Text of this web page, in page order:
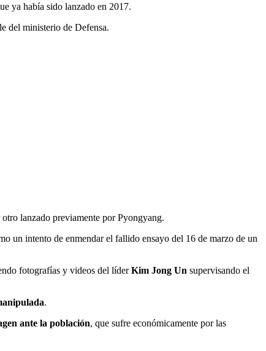
ya había sido lanzado en 2017.
del ministerio de Defensa.
lanzado previamente por Pyongyang.
un intento de enmendar el fallido ensayo del 16 de marzo de un
fotografías y videos del líderKim Jong Un supervisando el
.
ante la población, que sufre económicamente por las